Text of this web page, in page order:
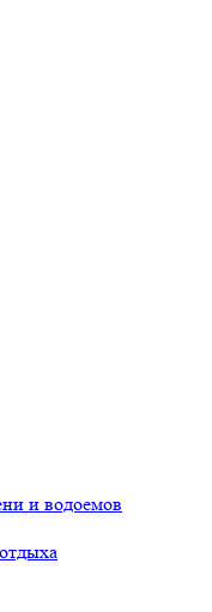
и водоемов